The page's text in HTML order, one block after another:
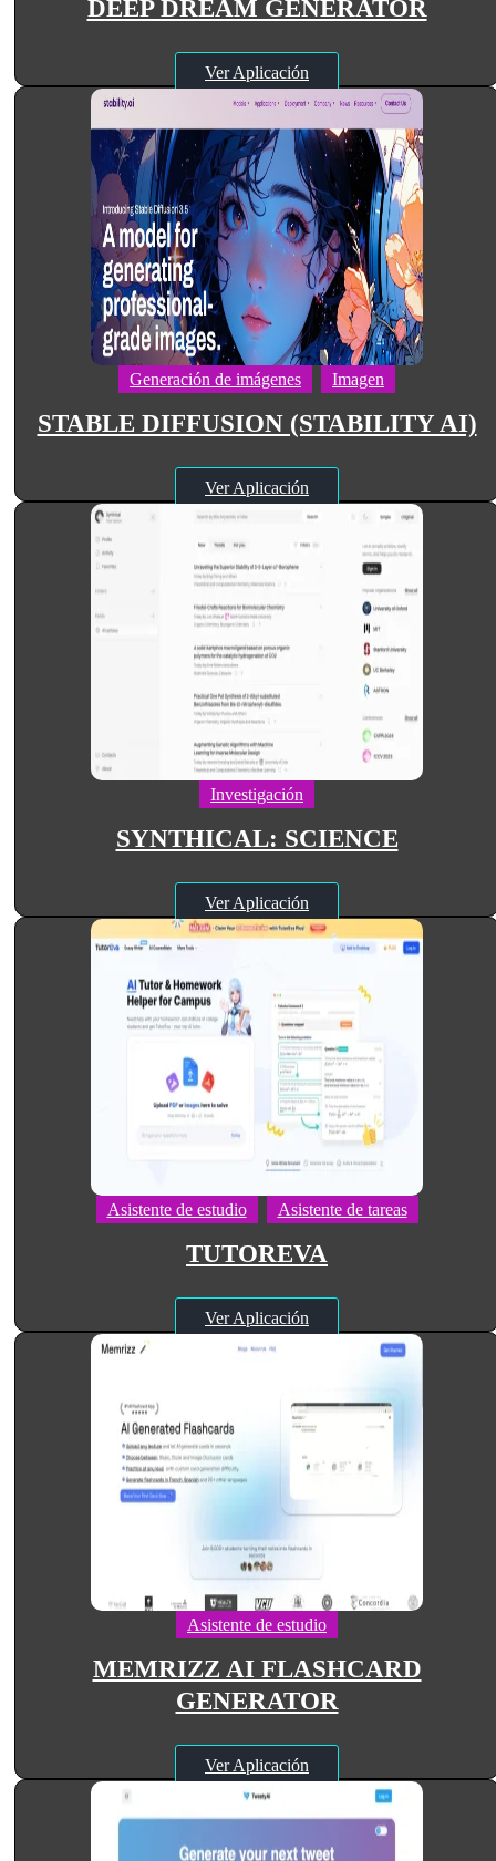
DEEP DREAM GENERATOR
Ver Aplicación
Generación de imágenes Imagen
STABLE DIFFUSION (STABILITY AI)
Ver Aplicación
Investigación
SYNTHICAL: SCIENCE
Ver Aplicación
Asistente de estudio Asistente de tareas
TUTOREVA
Ver Aplicación
Asistente de estudio
MEMRIZZ AI FLASHCARD
GENERATOR
Ver Aplicación